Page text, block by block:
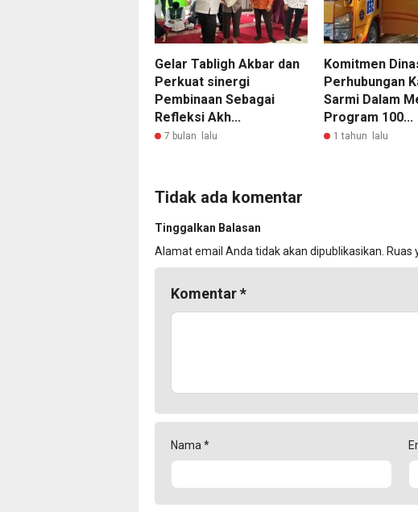
Gelar Tabligh Akbar dan
Perkuat sinergi
Pembinaan Sebagai
Refleksi Akh...
7 bulan lalu
Komitmen
Perhubungan
Sarmi Dalam
Program 100...
1 tahun lalu
Tidak ada komentar
Tinggalkan Balasan
Alamat email Anda tidak akan dipublikasikan. Ruas
Komentar*
Nama*